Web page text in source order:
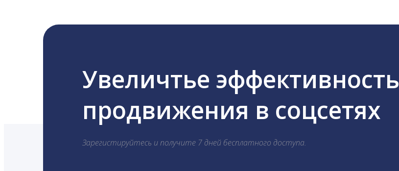
Увеличтье эффективность
продвижения в соцсетях
Зарегистируйтесь и получите 7 дней бесплатного доступа.